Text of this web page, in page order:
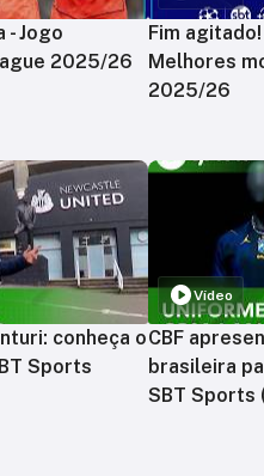
- Jogo
2025/26
Fim
Melhores
2025/26
conheça o
Sports
Vídeo
CBF
brasileira
SBT Sports